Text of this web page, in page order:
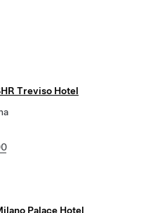
Treviso Hotel
Palace Hotel